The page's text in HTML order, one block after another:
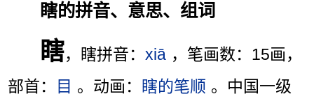
瞎的拼音、意思、组词
瞎，瞎拼音：xiā ，笔画数：15画，
部首：
目 。动画： 瞎的笔顺 。中国一级